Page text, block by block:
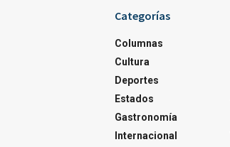
Categorías
Columnas
Cultura
Deportes
Estados
Gastronomía
Internacional